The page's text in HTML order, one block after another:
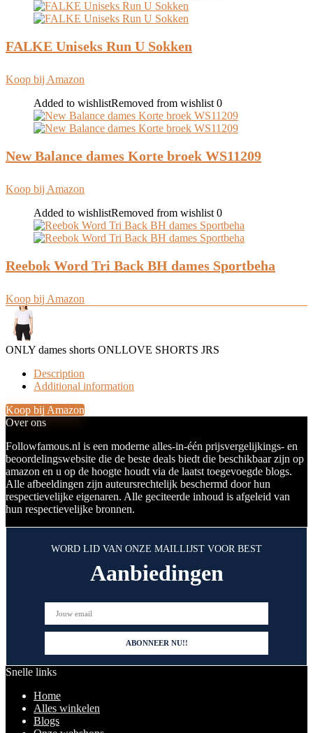
FALKE Uniseks Run U Sokken
Koop bij Amazon
Added to wishlistRemoved from wishlist 0
New Balance dames Korte broek WS11209
Koop bij Amazon
Added to wishlistRemoved from wishlist 0
Reebok Word Tri Back BH dames Sportbeha
Koop bij Amazon
ONLY dames shorts ONLLOVE SHORTS JRS
Description
Additional information
Koop bij Amazon
Over ons
Followfamous.nl is een moderne alles-in-één prijsvergelijkings- en
beoordelingswebsite die de beste deals biedt die beschikbaar zijn op
amazon en u op de hoogte houdt via de laatst toegevoegde blogs.
Alle afbeeldingen zijn auteursrechtelijk beschermd door hun
respectievelijke eigenaren. Alle geciteerde inhoud is afgeleid van
hun respectievelijke bronnen.
WORD LID VAN ONZE MAILLIJST VOOR BEST
Aanbiedingen
Snelle links
Home
Alles winkelen
Blogs